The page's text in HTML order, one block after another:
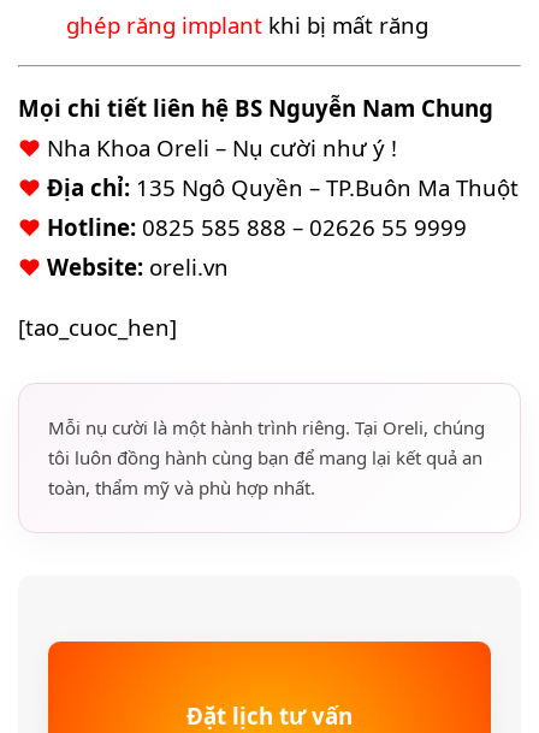
ghép răng implant khi bị mất răng
Mọi chi tiết liên hệ BS Nguyễn Nam Chung
♥ Nha Khoa Oreli – Nụ cười như ý !
♥ Địa chỉ: 135 Ngô Quyền – TP.Buôn Ma Thuột
♥ Hotline: 0825 585 888 – 02626 55 9999
♥ Website: oreli.vn
[tao_cuoc_hen]
Mỗi nụ cười là một hành trình riêng. Tại Oreli, chúng
tôi luôn đồng hành cùng bạn để mang lại kết quả an
toàn, thẩm mỹ và phù hợp nhất.
Đặt lịch tư vấn